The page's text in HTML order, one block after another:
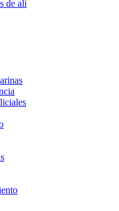
de ali